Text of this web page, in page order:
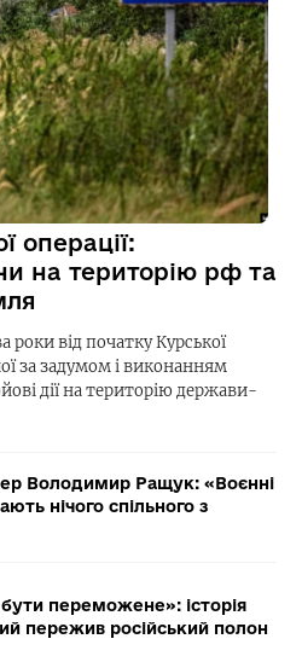
операції:
на територію рф та
роки від початку Курської
за задумом і виконанням
дії на територію держави-
Володимир Ращук: «Воєнні
нічого спільного з
переможене»: історія
пережив російський полон